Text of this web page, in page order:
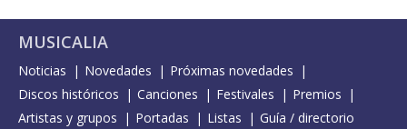
MUSICALIA
Noticias Novedades
Próximas novedades
Discos históricos
Canciones Festivales
Premios
Artistas y grupos
Portadas Listas Guía / directorio